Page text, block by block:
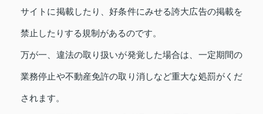
サイトに掲載したり、好条件にみせる誇大広告の掲載を
禁止したりする規制があるのです。
万が一、違法の取り扱いが発覚した場合は、一定期間の
業務停止や不動産免許の取り消しなど重大な処罰がくだ
されます。